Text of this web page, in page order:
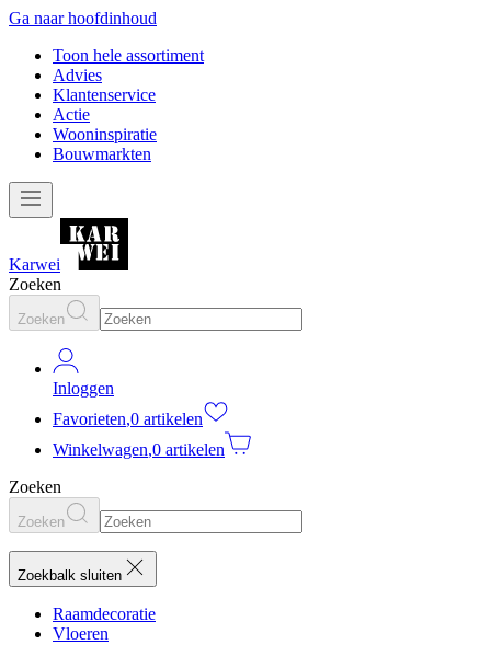
Ga naar hoofdinhoud
Toon hele assortiment
Advies
Klantenservice
Actie
Wooninspiratie
Bouwmarkten
Karwei
Zoeken
Zoeken
Inloggen
Favorieten,0 artikelen
Winkelwagen,0 artikelen
Zoeken
Zoeken
Zoekbalk sluiten
Raamdecoratie
Vloeren